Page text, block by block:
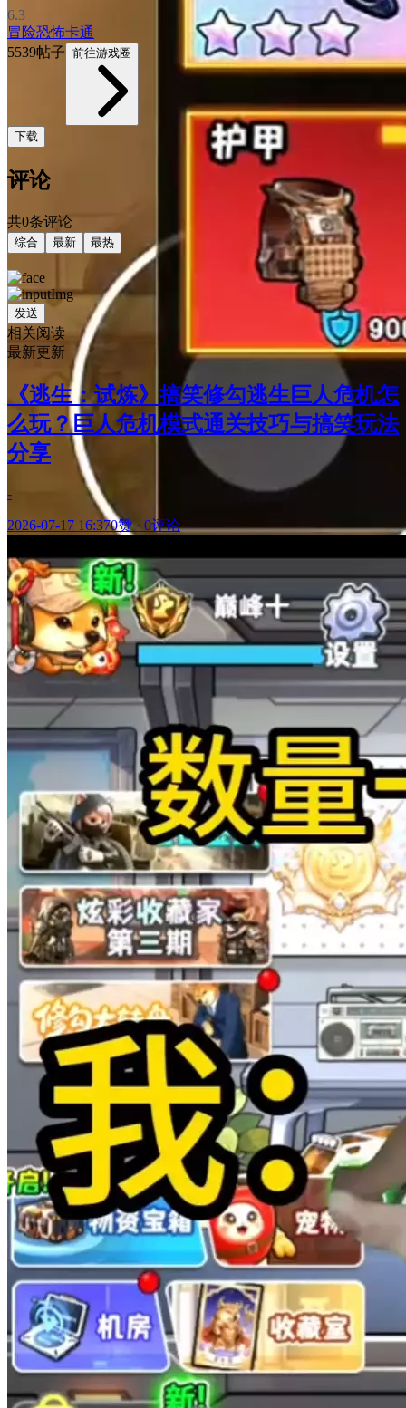
6.3
冒险恐怖卡通
5539帖子 前往游戏圈
下载
评论
共0条评论
综合 最新 最热
发送
相关阅读
最新更新
《逃生：试炼》搞笑修勾逃生巨人危机怎
么玩？巨人危机模式通关技巧与搞笑玩法
分享
-
2026-07-17 16:370赞 · 0评论